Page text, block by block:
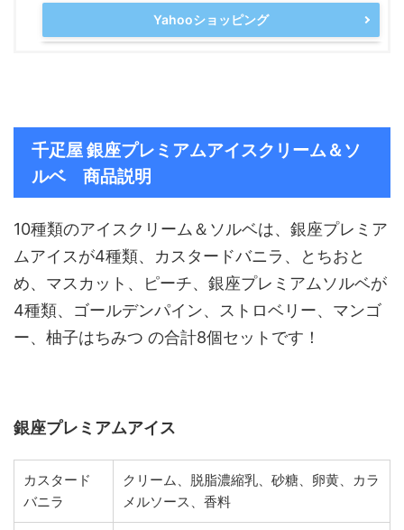
Yahooショッピング
千疋屋 銀座プレミ アムアイスクリーム＆ソ
ルベ 商品説明
10種類のアイスクリーム＆ソルベは、銀座プレミア
ムアイスが4種類、カスタードバニラ、とちおと
め、マスカット、ピーチ、銀座プレミアムソルベが
4種類、ゴールデンパイン、ストロベリー、マンゴ
ー、 柚子はちみつ の合計8個セットです！
銀座プレミアムアイス
カスタード
バニラ
クリーム、脱脂濃縮乳、砂糖、卵黄、
カラ
メルソース、香料